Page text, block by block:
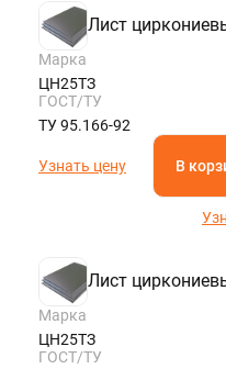
Лист
Марка
ЦН25ТЗ
ГОСТ/ТУ
ТУ 95.166-92
Узнать цену В
Лист
Марка
ЦН25ТЗ
ГОСТ/ТУ